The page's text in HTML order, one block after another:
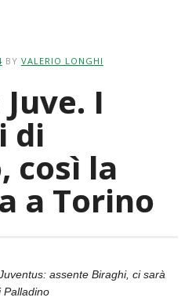
BY VALERIO LONGHI
I
di
così la
a Torino
assente Biraghi, ci sarà
Palladino